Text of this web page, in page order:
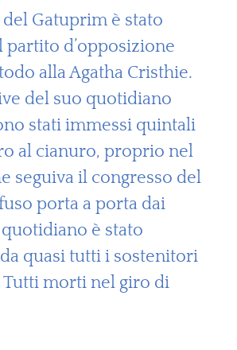
Gatuprim è stato
d’opposizione
alla Agatha Cristhie.
del suo quotidiano
stati immessi quintali
al cianuro, proprio nel
seguiva il congresso del
porta a porta dai
è stato
quasi tutti i sostenitori
morti nel giro di